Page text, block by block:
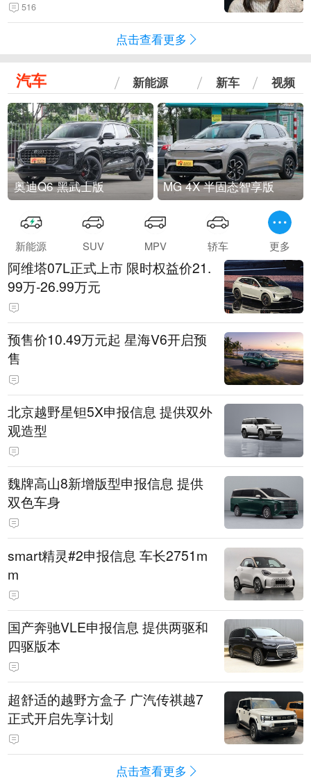
516
点击查看更多
汽车 新能源 新车 视频
奥迪Q6 黑武士版 MG 4X 半固态智享版
新能源 SUV MPV 轿车 更多
阿维塔07L正式上市 限时权益价21.
99万-26.99万元
预售价10.49万元起 星海V6开启预
售
北京越野星钽5X申报信息 提供双外
观造型
魏牌高山8新增版型申报信息 提供
双色车身
smart精灵#2申报信息 车长2751m
m
国产奔驰VLE申报信息 提供两驱和
四驱版本
超舒适的越野方盒子 广汽传祺越7
正式开启先享计划
点击查看更多